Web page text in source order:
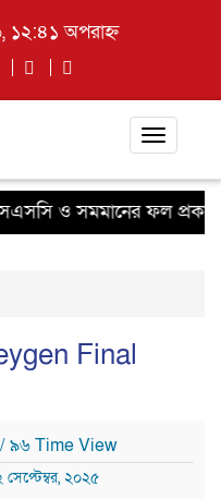
১২:৪১ অপরাহ্ন
Toggle
ও সমমানের ফল প্রকাশ,
Final
/ ৯৬ Time View
২০২৫